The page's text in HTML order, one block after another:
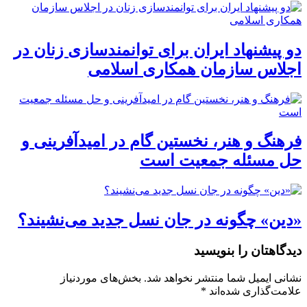
دو پیشنهاد ایران برای توانمندسازی زنان در
اجلاس سازمان همکاری اسلامی
فرهنگ و هنر، نخستین گام در امیدآفرینی و
حل مسئله جمعیت است
«دین» چگونه در جان نسل جدید می‌نشیند؟
دیدگاهتان را بنویسید
نشانی ایمیل شما منتشر نخواهد شد. بخش‌های موردنیاز
علامت‌گذاری شده‌اند *